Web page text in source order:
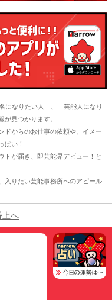
になりたい人」、「芸能人になり
が見つかります。
ドからのお仕事の依頼や、イメー
ぱい！
トが届き、即芸能界デビュー！と
入りたい芸能事務所へのアピール
上へ